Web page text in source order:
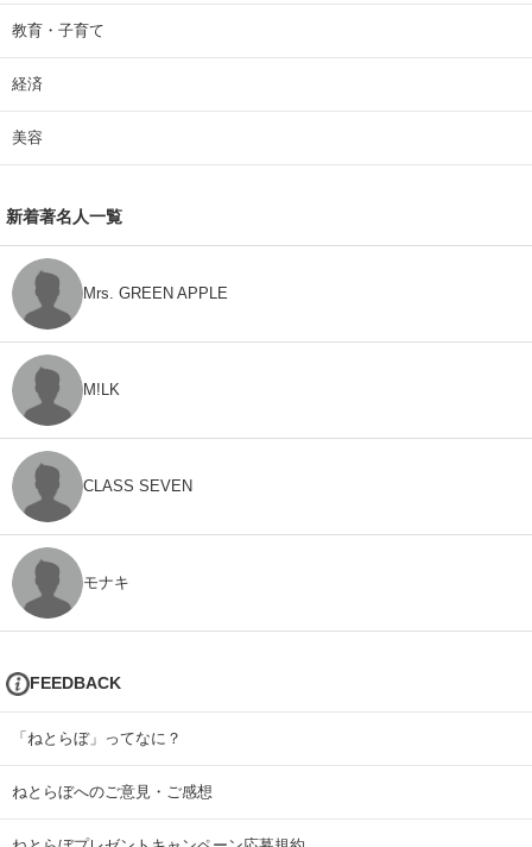
教育・子育て
経済
美容
新着著名人一覧
Mrs. GREEN APPLE
M!LK
CLASS SEVEN
モナキ
FEEDBACK
「ねとらぼ」ってなに？
ねとらぼへのご意見・ご感想